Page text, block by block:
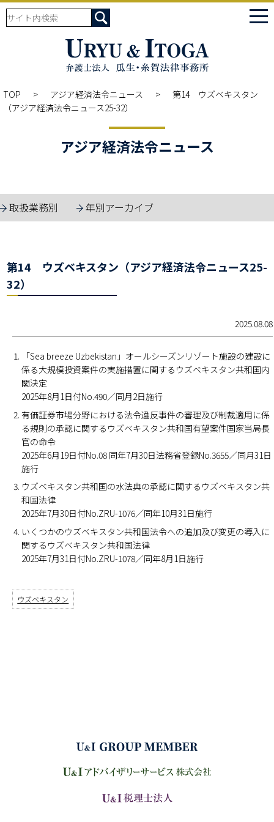
TOP アジア経済法令ニュース
第14 ウズベキスタン
（アジア経済法令ニュース25-32）
アジア経済法令ニュース
取扱業務別 年別アーカイブ
第14 ウズベキスタン（アジア経済法令ニュース25-
32）
2025.08.08
「Sea breeze Uzbekistan」オールシーズンリゾート施設の建設に
係る大規模投資案件の実施措置に関するウズベキスタン共和国内
閣決定
2025年8月1日付No.490／同月2日施行
有価証券市場分野における法令違反事件の審理及び制裁適用に係
る規則の承認に関するウズベキスタン共和国有望案件国家当局長
官の命令
2025年6月19日付No.08 同年7月30日法務省登録No.3655／同月31日
施行
ウズベキスタン共和国の水法典の承認に関するウズベキスタン共
和国法律
2025年7月30日付No.ZRU-1076／同年10月31日施行
いくつかのウズベキスタン共和国法令への追加及び変更の導入に
関するウズベキスタン共和国法律
2025年7月31日付No.ZRU-1078／同年8月1日施行
ウズベキスタン